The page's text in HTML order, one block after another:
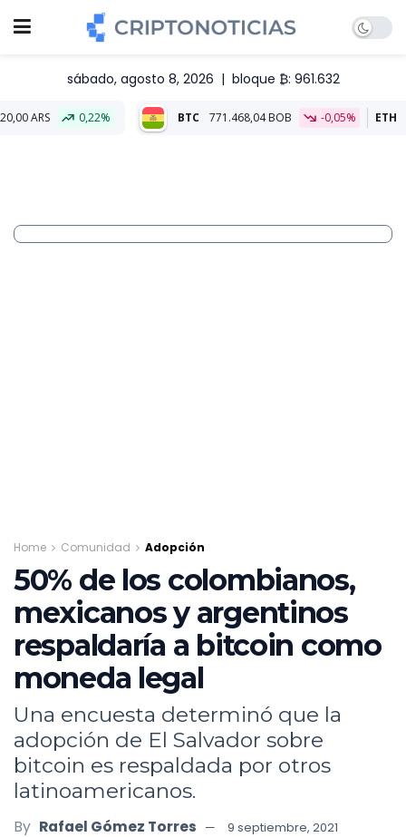
sábado, agosto 8, 2026 | bloque ₿: 961.632
0,22% BTC 771.468,04 BOB -0,05% ETH 22.806,82
Home Comunidad Adopción
50% de los colombianos,
mexicanos y argentinos
respaldaría a bitcoin como
moneda legal
Una encuesta determinó que la
adopción de El Salvador sobre
bitcoin es respaldada por otros
latinoamericanos.
By Rafael Gómez Torres
9 septiembre, 2021